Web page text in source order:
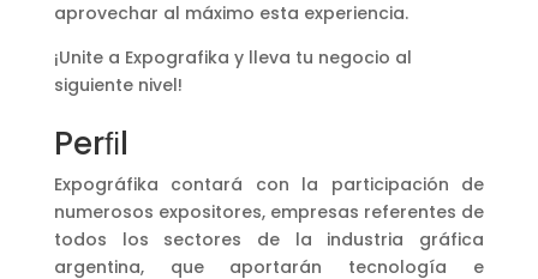
aprovechar al máximo esta experiencia.
¡Unite a Expografika y lleva tu negocio al
siguiente nivel!
Perﬁl
Expográfika contará con la participación de
numerosos expositores, empresas referentes de
todos los sectores de la industria gráfica
argentina, que aportarán tecnología e